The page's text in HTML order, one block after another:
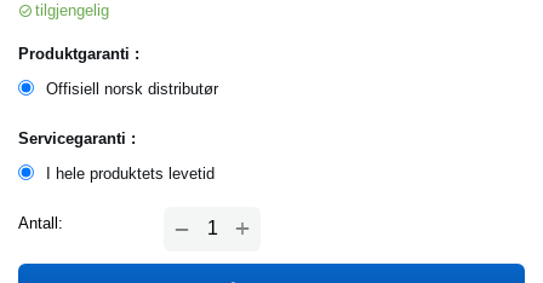
tilgjengelig
Produktgaranti :
Offisiell norsk distributør
Servicegaranti :
I hele produktets levetid
Antall: +
−